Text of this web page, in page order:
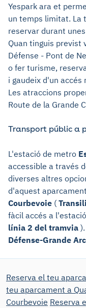
Yespark ara et
un temps limitat. La
reservar durant
Quan tinguis previst
Défense - Pont de
o fer turisme,
i gaudeix d'un
Les atraccions
Route de la Grande
Transport públic a
L'estació de metro
accessible a través
diverses altres
d'aquest
Courbevoie (
fàcil accés a l'estació
línia 2 del tramvia
Défense-Grande
Reserva el teu
teu aparcament a
Courbevoie Reserva